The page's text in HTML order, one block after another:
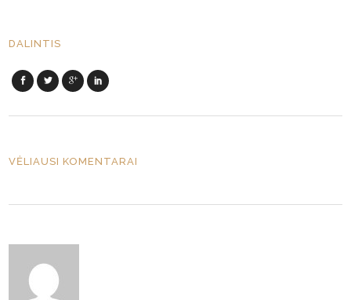
DALINTIS
VĖLIAUSI KOMENTARAI